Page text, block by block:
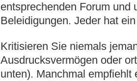
entsprechenden Forum und
Beleidigungen. Jeder hat
Kritisieren Sie niemals
Ausdrucksvermögen oder
unten). Manchmal